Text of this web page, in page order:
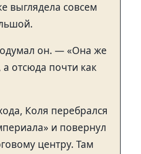
выглядела совсем
он. — «Она же
отсюда почти как
Коля перебрался
и повернул
центру. Там